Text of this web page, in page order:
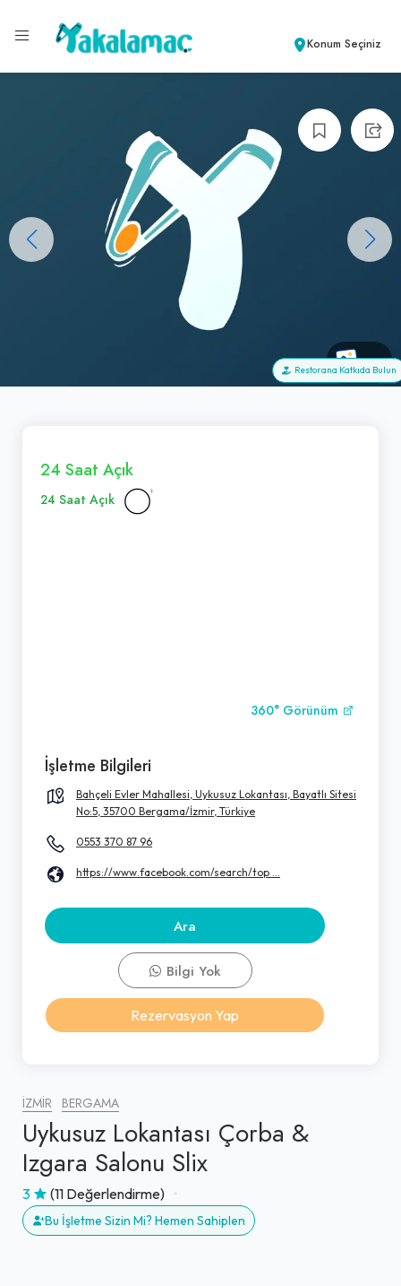
Konum Seçiniz
+0
Restorana Katkıda Bulun
İZMIR BERGAMA
Uykusuz Lokantası Çorba &
Izgara Salonu Slix
3 (11 Değerlendirme)
Bu İşletme Sizin Mi? Hemen Sahiplen
24 Saat Açık
24 Saat Açık
360° Görünüm
İşletme Bilgileri
Bahçeli Evler Mahallesi, Uykusuz Lokantası, Bayatlı Sitesi
No:5, 35700 Bergama/İzmir, Türkiye
0553 370 87 96
https://www.facebook.com/search/top ...
Ara
Bilgi Yok
Rezervasyon Yap